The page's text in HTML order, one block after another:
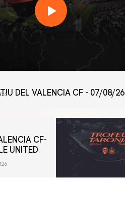
DEL VALENCIA CF - 07/08/26
CF-
UNITED